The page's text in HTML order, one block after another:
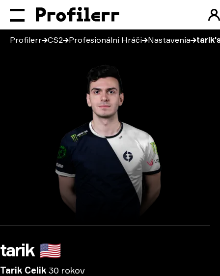
Profilerr CS2 Profesionálni Hráči Nastavenia
tarik 🇺🇸
Tarik Celik 30 rokov